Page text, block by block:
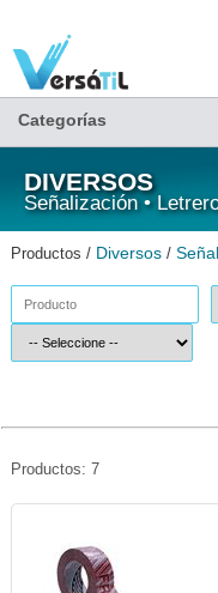
Categorías
DIVERSOS
Señalización •
Productos / Diversos /
Productos: 7